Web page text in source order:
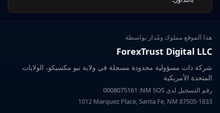
هذا الموقع مملوك ومُدار بواسطة
ForexTrust Digital LLC
شركة ذات مسؤولية محدودة مسجلة في ولاية نيو مكسيكو، الولايات
المتحدة الأمريكية
رقم التسجيل لدى NM SOS
:
0008075161
1012 Marquez Place, Santa Fe, NM 87505-1833